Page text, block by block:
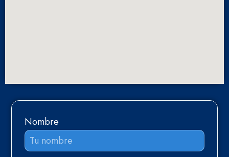
Nombre